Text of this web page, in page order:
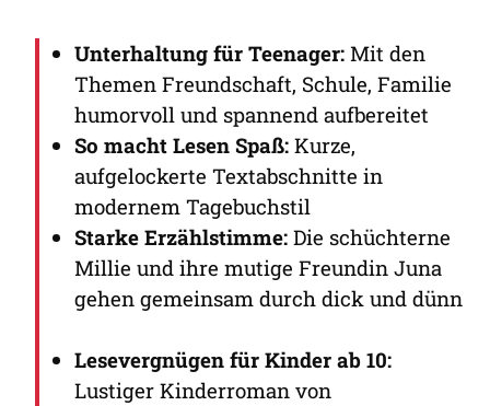
Unterhaltung für Teenager: Mit den
Themen Freundschaft, Schule, Familie
humorvoll und spannend aufbereitet
So macht Lesen Spaß: Kurze,
aufgelockerte Textabschnitte in
modernem Tagebuchstil
Starke Erzählstimme: Die schüchterne
Millie und ihre mutige Freundin Juna
gehen gemeinsam durch dick und dünn
Lesevergnügen für Kinder ab 10:
Lustiger Kinderroman von